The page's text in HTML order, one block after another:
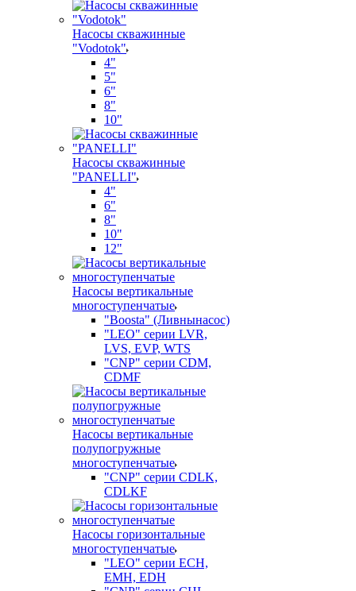
Насосы скважинные
"Vodotok"
4"
5"
6"
8"
10"
Насосы скважинные
"PANELLI"
4"
6"
8"
10"
12"
Насосы вертикальные
многоступенчатые
"Boosta" (Ливнынасос)
"LEO" серии LVR,
LVS, EVP, WTS
"CNP" серии CDM,
CDMF
Насосы вертикальные
полупогружные
многоступенчатые
"CNP" серии CDLK,
CDLKF
Насосы горизонтальные
многоступенчатые
"LEO" серии ECH,
EMH, EDH